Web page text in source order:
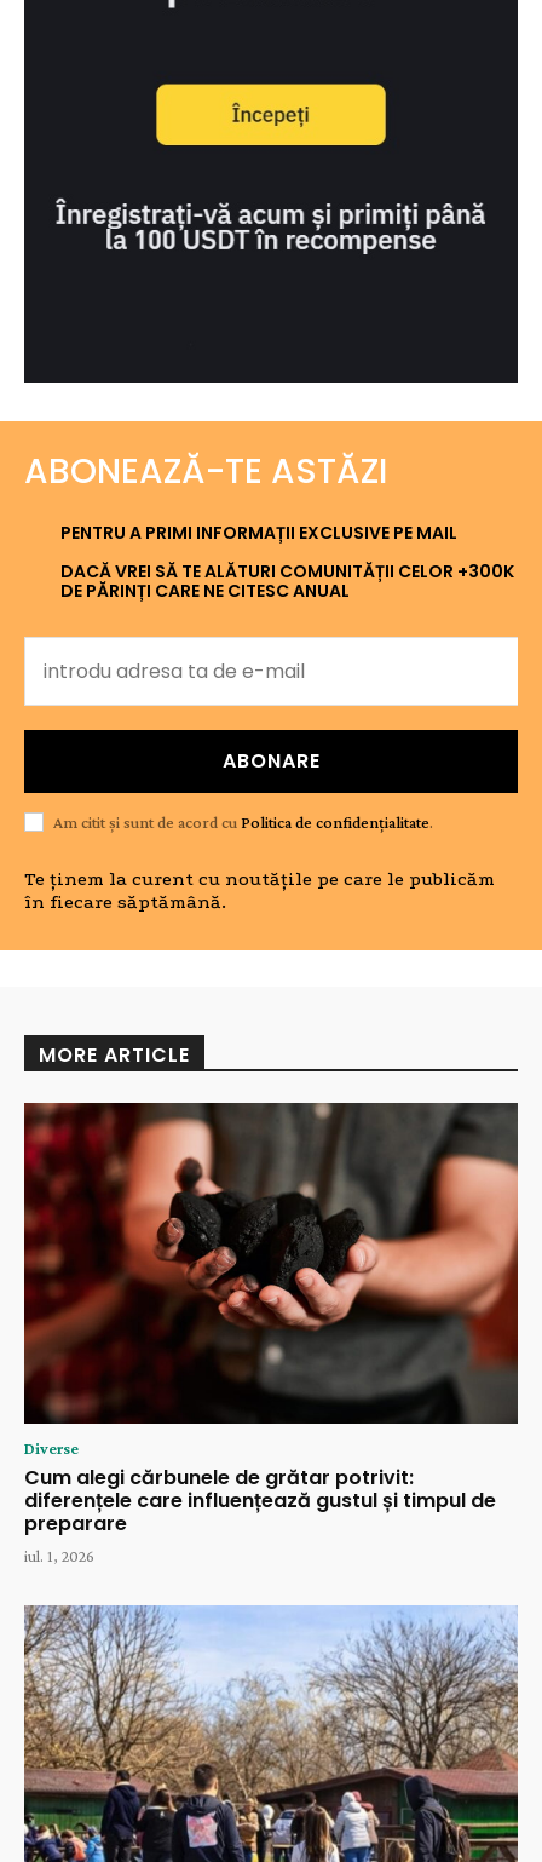
ABONEAZĂ-TE ASTĂZI
PENTRU A PRIMI INFORMAȚII EXCLUSIVE PE MAIL
DACĂ VREI SĂ TE ALĂTURI COMUNITĂȚII CELOR +300K
DE PĂRINȚI CARE NE CITESC ANUAL
ABONARE
Am citit și sunt de acord cu Politica de confidențialitate.
Te ținem la curent cu noutățile pe care le publicăm
în fiecare săptămână.
MORE ARTICLE
Diverse
Cum alegi cărbunele de grătar potrivit:
diferențele care influențează gustul și timpul de
preparare
iul. 1, 2026